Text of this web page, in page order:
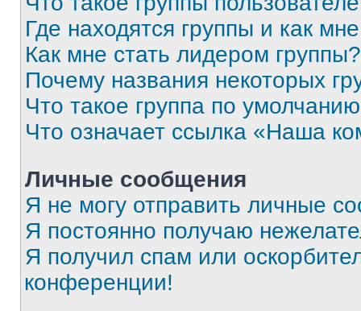
Где находятся группы и как
Как мне стать лидером группы?
Почему названия некоторых
Что такое группа по
Что означает ссылка «Наша
Личные сообщения
Я не могу отправить личные
Я постоянно получаю
Я получил спам или
конференции!